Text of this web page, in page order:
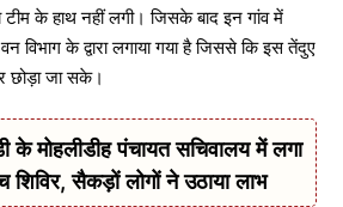
के हाथ नहीं लगी। जिसके बाद इन गांव में
विभाग के द्वारा लगाया गया है जिससे कि इस तेंदुए
छोड़ा जा सके।
के मोहलीडीह पंचायत सचिवालय में लगा
शिविर, सैकड़ों लोगों ने उठाया लाभ